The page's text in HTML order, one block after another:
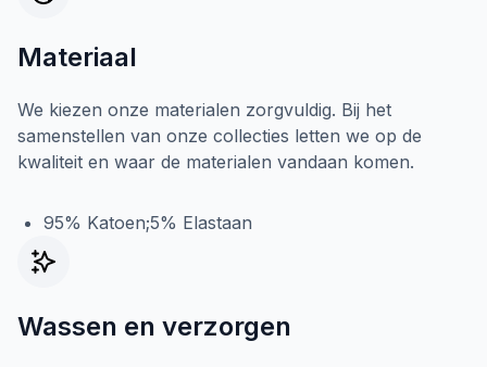
Materiaal
We kiezen onze materialen zorgvuldig. Bij het
samenstellen van onze collecties letten we op de
kwaliteit en waar de materialen vandaan komen.
95% Katoen;5% Elastaan
Wassen en verzorgen